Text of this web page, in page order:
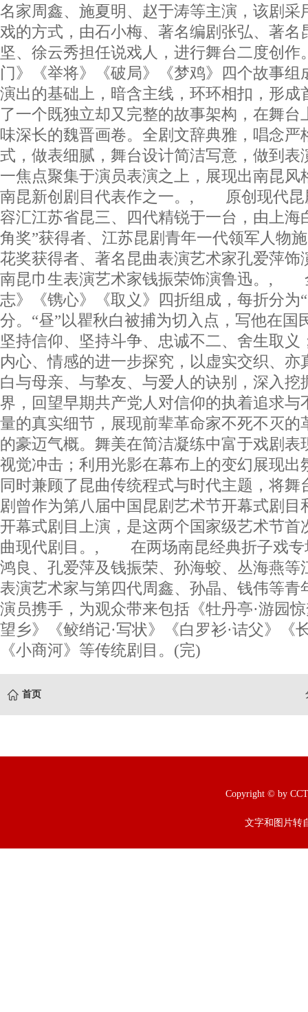
名家周鑫、施夏明、赵于涛等主演，该剧采
戏的方式，由石小梅、著名编剧张弘、著名
坚、徐云秀担任说戏人，进行舞台二度创作
门》《举将》《破局》《梦鸡》四个故事组
演出的基础上，暗含主线，环环相扣，形成
了一个既独立却又完整的故事架构，在舞台
味深长的魏晋画卷。全剧文辞典雅，唱念严
式，做表细腻，舞台设计简洁写意，做到表
一焦点聚集于演员表演之上，展现出南昆风
南昆新创剧目代表作之一。, 原创现代昆
容汇江苏省昆三、四代精锐于一台，由上海
角奖”获得者、江苏昆剧青年一代领军人物
花奖获得者、著名昆曲表演艺术家孔爱萍饰
南昆巾生表演艺术家钱振荣饰演鲁迅。,
志》《镌心》《取义》四折组成，每折分为
分。“昼”以瞿秋白被捕为切入点，写他在国
坚持信仰、坚持斗争、忠诚不二、舍生取义
内心、情感的进一步探究，以虚实交织、亦
白与母亲、与挚友、与爱人的诀别，深入挖
界，回望早期共产党人对信仰的执着追求与
量的真实细节，展现前辈革命家不死不灭的
的豪迈气概。舞美在简洁凝练中富于戏剧表
视觉冲击；利用光影在幕布上的变幻展现出
同时兼顾了昆曲传统程式与时代主题，将舞
剧曾作为第八届中国昆剧艺术节开幕式剧目
开幕式剧目上演，是这两个国家级艺术节首
曲现代剧目。, 在两场南昆经典折子戏专
鸿良、孔爱萍及钱振荣、孙海蛟、丛海燕等
表演艺术家与第四代周鑫、孙晶、钱伟等青
演员携手，为观众带来包括《牡丹亭·游园
望乡》《鲛绡记·写状》《白罗衫·诘父》《
《小商河》等传统剧目。(完)
首页
Copyright © by
文字和图片转